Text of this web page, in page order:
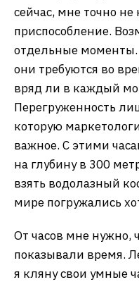
сейчас, мне точно
приспособление.
отдельные
они требуются во
вряд ли в каждый
Перегруженность
которую
важное. С этими
на глубину в 300
взять водолазный
мире погружались
От часов мне нужно,
показывали время.
я кляну свои умные